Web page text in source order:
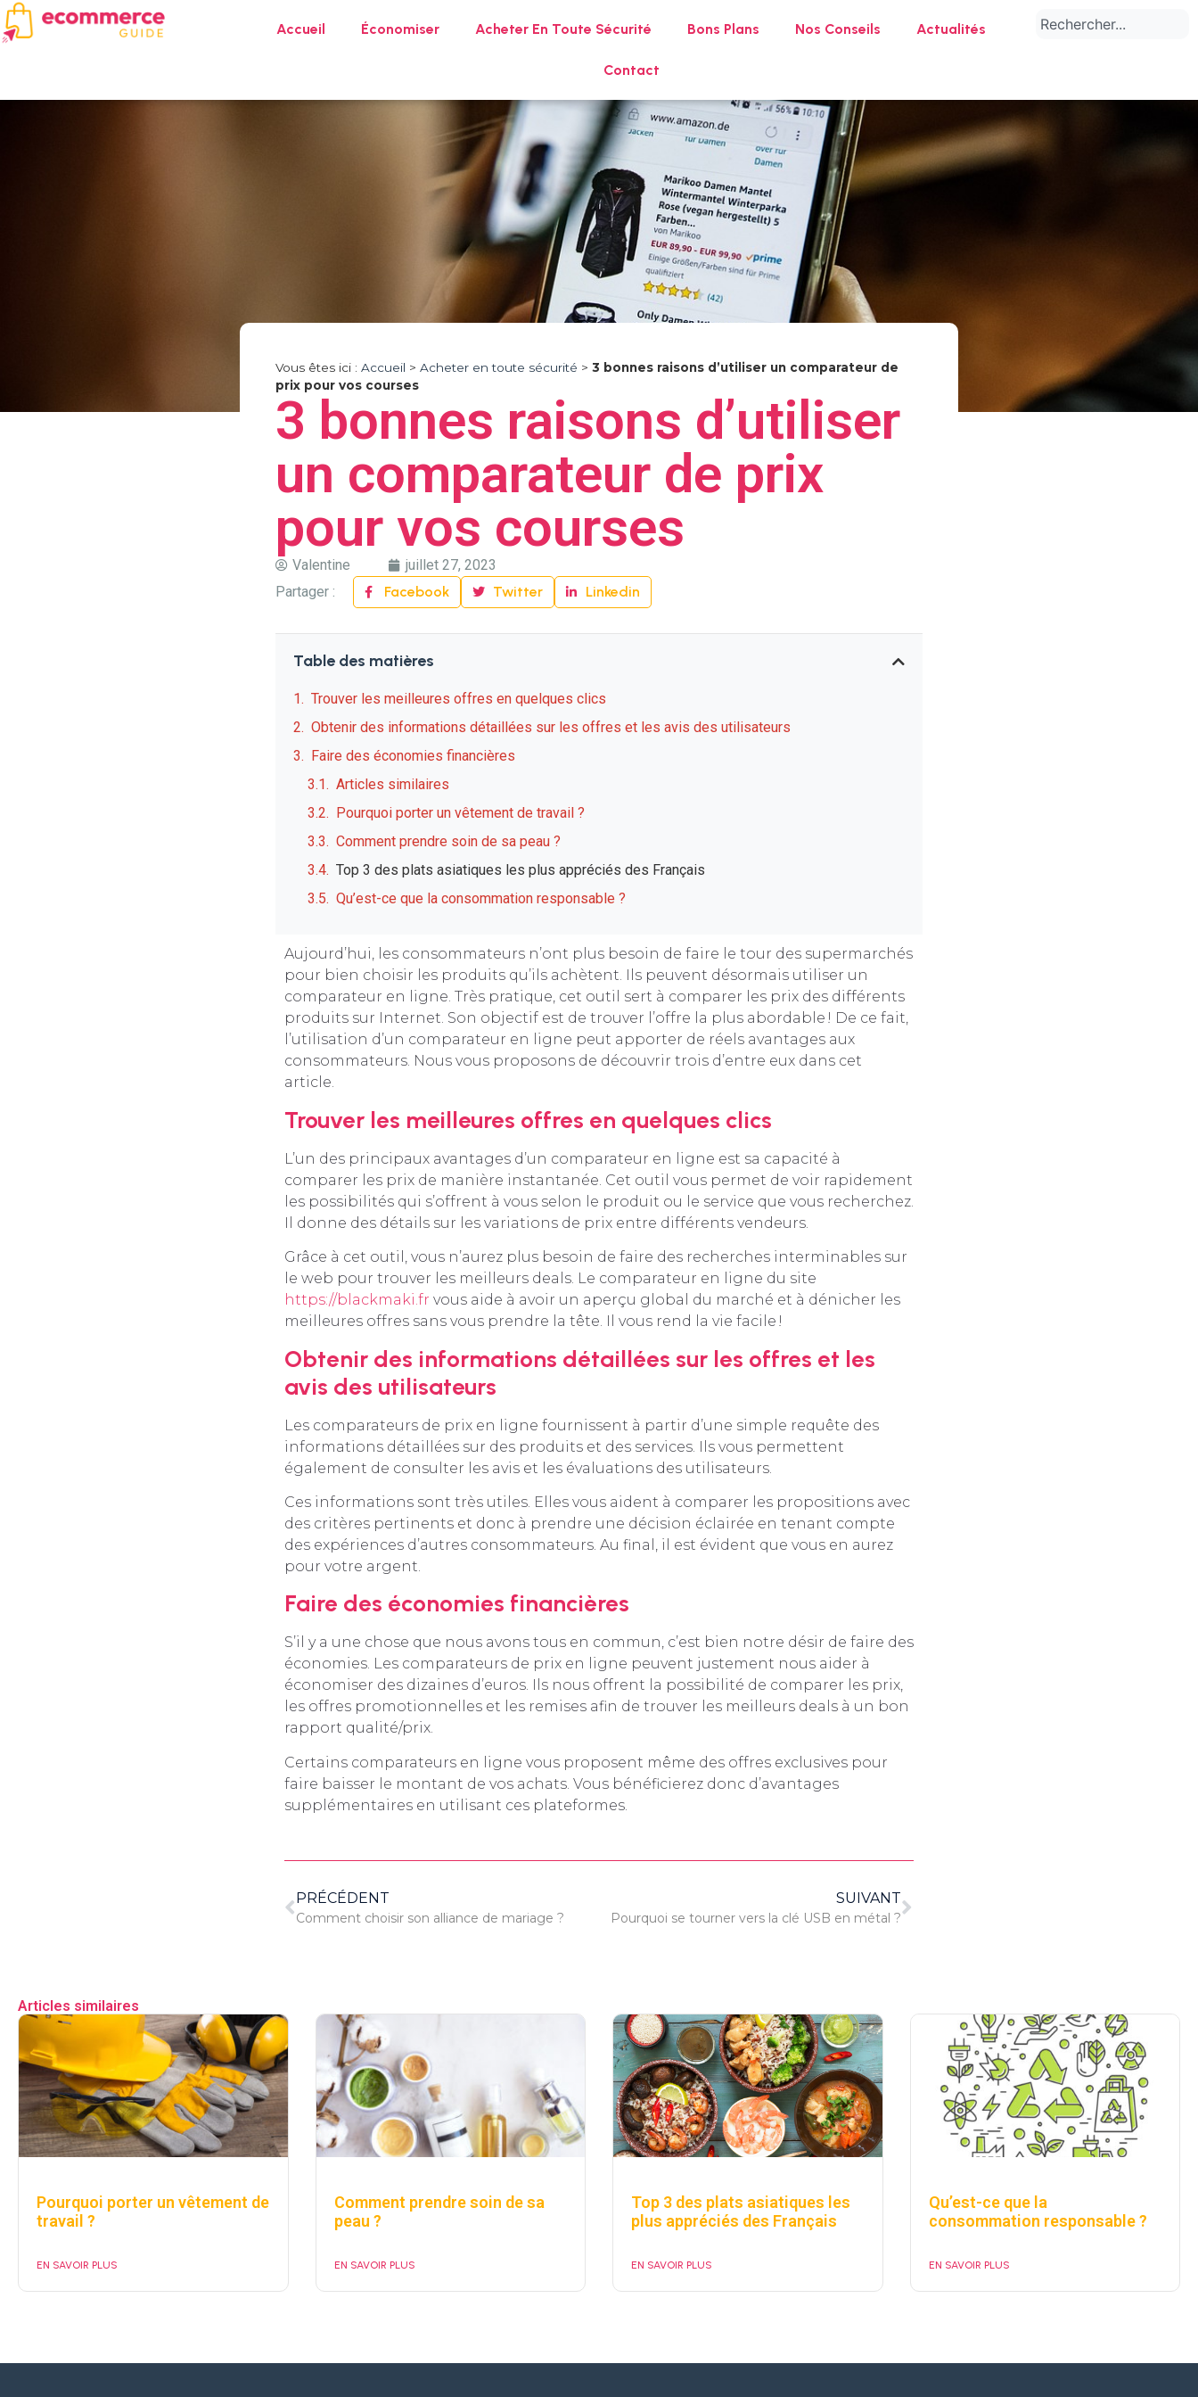
Accueil Économiser Acheter En Toute Sécurité Bons Plans Nos Conseils Actualités
Contact
Vous êtes ici : Accueil > Acheter en toute sécurité > 3 bonnes raisons d’utiliser un comparateur de
prix pour vos courses
3 bonnes raisons d’utiliser
un comparateur de prix
pour vos courses
Valentine
juillet 27, 2023
Partager :
Facebook Twitter Linkedin
Table des matières
Trouver les meilleures offres en quelques clics
Obtenir des informations détaillées sur les offres et les avis des utilisateurs
Faire des économies financières
Articles similaires
Pourquoi porter un vêtement de travail ?
Comment prendre soin de sa peau ?
Top 3 des plats asiatiques les plus appréciés des Français
Qu’est-ce que la consommation responsable ?
Aujourd’hui, les consommateurs n’ont plus besoin de faire le tour des supermarchés
pour bien choisir les produits qu’ils achètent. Ils peuvent désormais utiliser un
comparateur en ligne. Très pratique, cet outil sert à comparer les prix des différents
produits sur Internet. Son objectif est de trouver l’offre la plus abordable ! De ce fait,
l’utilisation d’un comparateur en ligne peut apporter de réels avantages aux
consommateurs. Nous vous proposons de découvrir trois d’entre eux dans cet
article.
Trouver les meilleures offres en quelques clics
L’un des principaux avantages d’un comparateur en ligne est sa capacité à
comparer les prix de manière instantanée. Cet outil vous permet de voir rapidement
les possibilités qui s’offrent à vous selon le produit ou le service que vous recherchez.
Il donne des détails sur les variations de prix entre différents vendeurs.
Grâce à cet outil, vous n’aurez plus besoin de faire des recherches interminables sur
le web pour trouver les meilleurs deals. Le comparateur en ligne du site
https://blackmaki.fr vous aide à avoir un aperçu global du marché et à dénicher les
meilleures offres sans vous prendre la tête. Il vous rend la vie facile !
Obtenir des informations détaillées sur les offres et les
avis des utilisateurs
Les comparateurs de prix en ligne fournissent à partir d’une simple requête des
informations détaillées sur des produits et des services. Ils vous permettent
également de consulter les avis et les évaluations des utilisateurs.
Ces informations sont très utiles. Elles vous aident à comparer les propositions avec
des critères pertinents et donc à prendre une décision éclairée en tenant compte
des expériences d’autres consommateurs. Au final, il est évident que vous en aurez
pour votre argent.
Faire des économies financières
S’il y a une chose que nous avons tous en commun, c’est bien notre désir de faire des
économies. Les comparateurs de prix en ligne peuvent justement nous aider à
économiser des dizaines d’euros. Ils nous offrent la possibilité de comparer les prix,
les offres promotionnelles et les remises afin de trouver les meilleurs deals à un bon
rapport qualité/prix.
Certains comparateurs en ligne vous proposent même des offres exclusives pour
faire baisser le montant de vos achats. Vous bénéficierez donc d’avantages
supplémentaires en utilisant ces plateformes.
PRÉCÉDENT
Comment choisir son alliance de mariage ?
SUIVANT
Pourquoi se tourner vers la clé USB en métal ?
Articles similaires
Pourquoi porter un vêtement de
travail ?
EN SAVOIR PLUS
Comment prendre soin de sa
peau ?
EN SAVOIR PLUS
Top 3 des plats asiatiques les
plus appréciés des Français
EN SAVOIR PLUS
Qu’est-ce que la
consommation responsable ?
EN SAVOIR PLUS